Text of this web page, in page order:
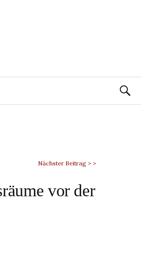
Suchen
Nächster Beitrag > >
vor der